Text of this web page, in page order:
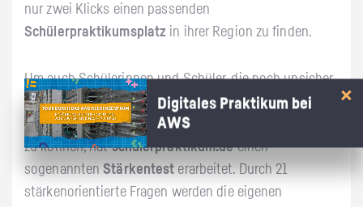
nur zwei Klicks einen passenden
Schülerpraktikumsplatz in ihrer Region zu finden.
Um auch Schülerinnen und Schüler, die noch unsicher
sind, in welchem Bereich sie ihr Praktikum absolvieren
möchten, einen geeigneten Praktikumsplatz vermitteln
zu können, hatschülerpraktikum.deeinen
sogenanntenStärkentesterarbeitet. Durch 21
stärkenorientierte Fragen werden die eigenen
Digitales Praktikum bei
AWS